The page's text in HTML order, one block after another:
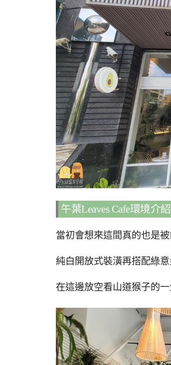
午葉Leaves Cafe環境介紹
當初會想來這間真的也是
純白開放式裝潢再搭配綠
在這邊放空看山道猴子的